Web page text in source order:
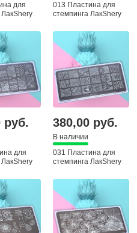
для
ЛакShery
013 Пластина для
стемпинга ЛакShery
руб.
для
ЛакShery
380,00 руб.
В наличии
031 Пластина для
стемпинга ЛакShery